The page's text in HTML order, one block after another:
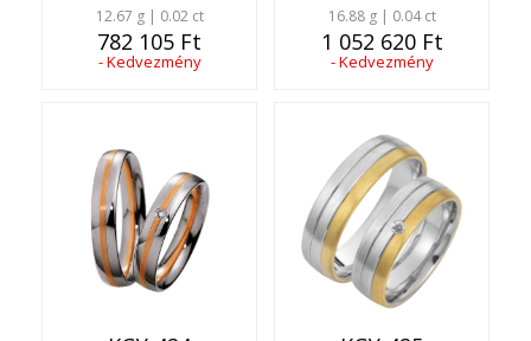
12.67 g | 0.02 ct
782 105 Ft
- Kedvezmény
16.88 g | 0.04 ct
1 052 620 Ft
- Kedvezmény